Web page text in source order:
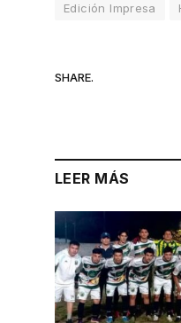
Edición Impresa
SHARE.
LEER MÁS